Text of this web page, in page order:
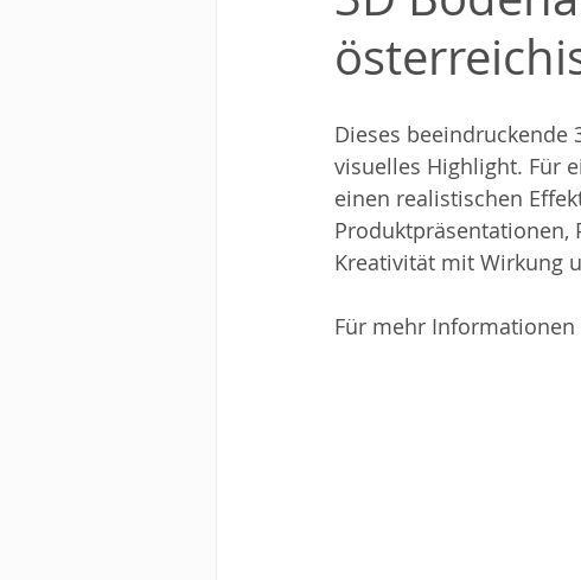
Dieses beeindruckende
visuelles Highlight. Für
einen realistischen
Produktpräsentationen,
Kreativität mit Wirkung
Für mehr